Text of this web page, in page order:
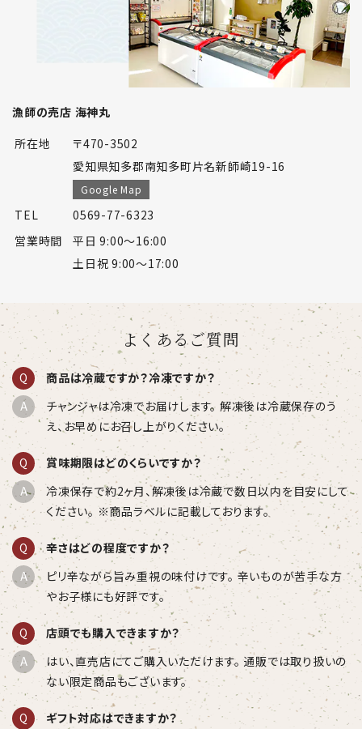
漁師の売店 海神丸
所在地
〒470-3502
愛知県知多郡南知多町片名新師崎19-16
Google Map
TEL
0569-77-6323
営業時間
平日 9:00～16:00
土日祝 9:00～17:00
よくあるご質問
商品は冷蔵ですか？冷凍ですか？
チャンジャは冷凍でお届けします。 解凍後は冷蔵保存のう
え、お早めにお召し上がりください。
賞味期限はどのくらいですか？
冷凍保存で約2ヶ月、解凍後は冷蔵で数日以内を目安にして
ください。 ※商品ラベルに記載しております。
辛さはどの程度ですか？
ピリ辛ながら旨み重視の味付けです。 辛いものが苦手な方
やお子様にも好評です。
店頭でも購入できますか？
はい、直売店にてご購入いただけます。 通販では取り扱いの
ない限定商品もございます。
ギフト対応はできますか？